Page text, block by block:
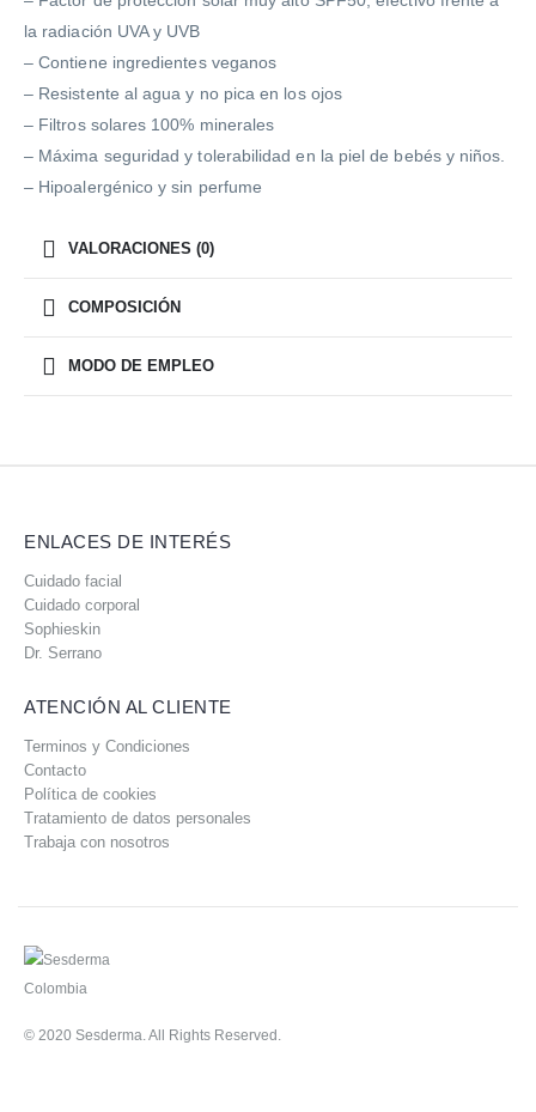
la radiación UVA y UVB
– Contiene ingredientes veganos
– Resistente al agua y no pica en los ojos
– Filtros solares 100% minerales
– Máxima seguridad y tolerabilidad en la piel de bebés y niños.
– Hipoalergénico y sin perfume
VALORACIONES (0)
COMPOSICIÓN
MODO DE EMPLEO
ENLACES DE INTERÉS
Cuidado facial
Cuidado corporal
Sophieskin
Dr. Serrano
ATENCIÓN AL CLIENTE
Terminos y Condiciones
Contacto
Política de cookies
Tratamiento de datos personales
Trabaja con nosotros
© 2020 Sesderma. All Rights Reserved.